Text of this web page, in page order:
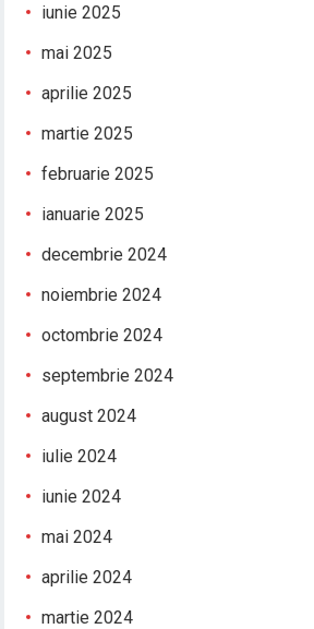
iunie 2025
mai 2025
aprilie 2025
martie 2025
februarie 2025
ianuarie 2025
decembrie 2024
noiembrie 2024
octombrie 2024
septembrie 2024
august 2024
iulie 2024
iunie 2024
mai 2024
aprilie 2024
martie 2024